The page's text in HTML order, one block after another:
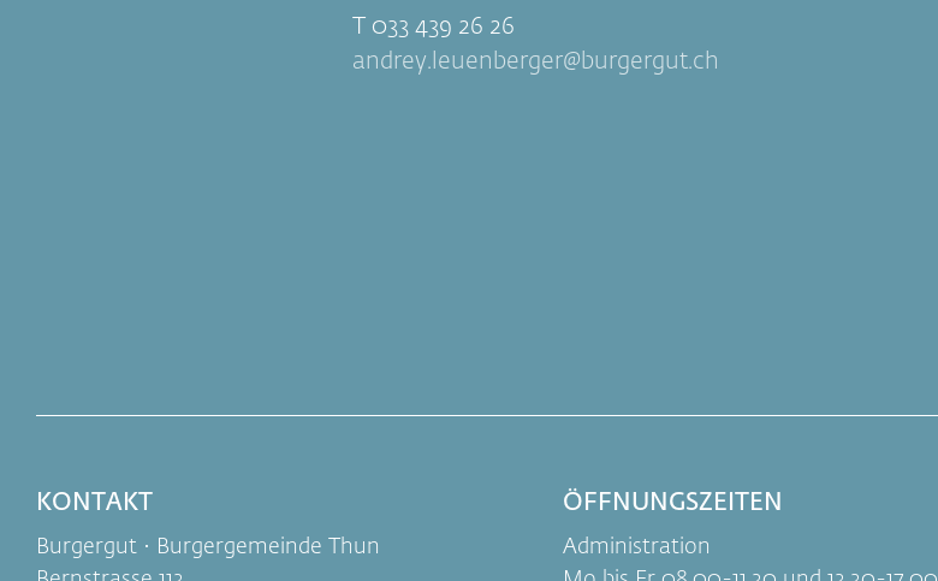
T 033 439 26 26
andrey.leuenberger
burgergut.ch
KONTAKT
Burgergut · Burgergemeinde Thun
ÖFFNUNGSZEITEN
Administration